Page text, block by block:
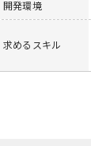
開発環境
求めるスキル